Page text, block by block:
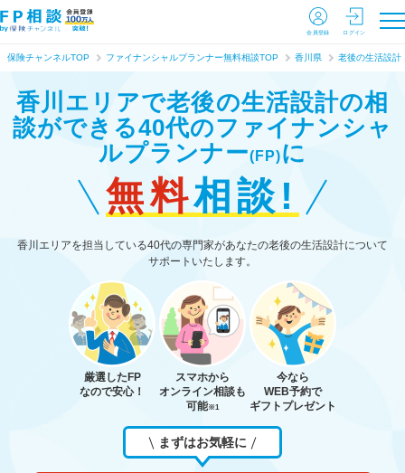
会員登録 ログイン
保険チャンネルTOP ファイナンシャルプランナー無料相談TOP 香川県 老後の生活設計
香川エリアで老後の生活設計の相
談ができる40代のファイナンシャ
ルプランナー(FP)に
無料相談!
香川エリアを担当している40代の専門家があなたの老後の生活設計について
サポートいたします。
厳選したFP
なので安心！
スマホから
オンライン相談も
可能※1
今なら
WEB予約で
ギフトプレゼント
まずはお気軽に